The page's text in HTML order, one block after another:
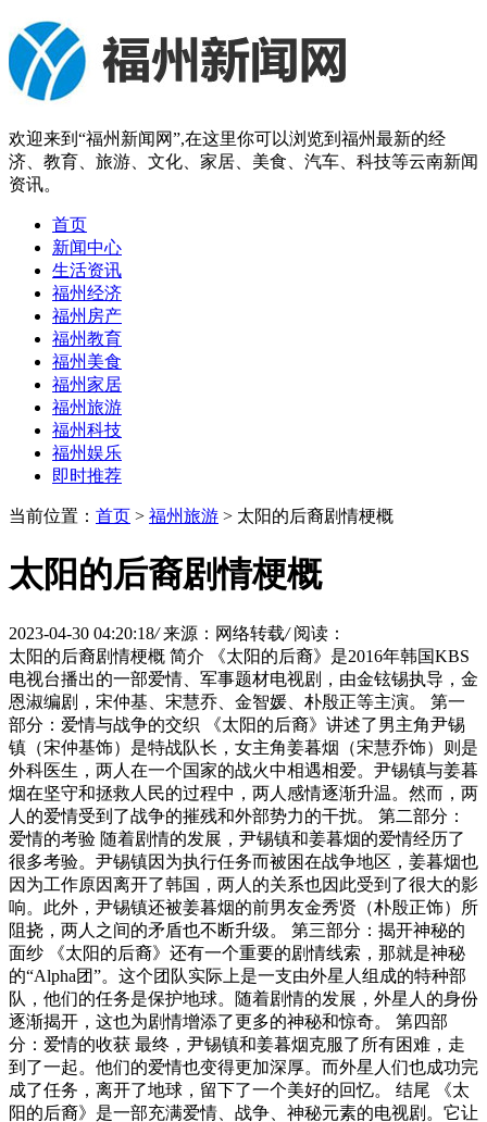
欢迎来到“福州新闻网”,在这里你可以浏览到福州最新的经
济、教育、旅游、文化、家居、美食、汽车、科技等云南新闻
资讯。
首页
新闻中心
生活资讯
福州经济
福州房产
福州教育
福州美食
福州家居
福州旅游
福州科技
福州娱乐
即时推荐
当前位置： 首页 > 福州旅游 > 太阳的后裔剧情梗概
太阳的后裔剧情梗概
2023-04-30 04:20:18/ 来源：网络转载/ 阅读：
太阳的后裔剧情梗概 简介 《太阳的后裔》是2016年韩国KBS
电视台播出的一部爱情、军事题材电视剧，由金铉锡执导，金
恩淑编剧，宋仲基、宋慧乔、金智媛、朴殷正等主演。 第一
部分：爱情与战争的交织 《太阳的后裔》讲述了男主角尹锡
镇（宋仲基饰）是特战队长，女主角姜暮烟（宋慧乔饰）则是
外科医生，两人在一个国家的战火中相遇相爱。尹锡镇与姜暮
烟在坚守和拯救人民的过程中，两人感情逐渐升温。然而，两
人的爱情受到了战争的摧残和外部势力的干扰。 第二部分：
爱情的考验 随着剧情的发展，尹锡镇和姜暮烟的爱情经历了
很多考验。尹锡镇因为执行任务而被困在战争地区，姜暮烟也
因为工作原因离开了韩国，两人的关系也因此受到了很大的影
响。此外，尹锡镇还被姜暮烟的前男友金秀贤（朴殷正饰）所
阻挠，两人之间的矛盾也不断升级。 第三部分：揭开神秘的
面纱 《太阳的后裔》还有一个重要的剧情线索，那就是神秘
的“Alpha团”。这个团队实际上是一支由外星人组成的特种部
队，他们的任务是保护地球。随着剧情的发展，外星人的身份
逐渐揭开，这也为剧情增添了更多的神秘和惊奇。 第四部
分：爱情的收获 最终，尹锡镇和姜暮烟克服了所有困难，走
到了一起。他们的爱情也变得更加深厚。而外星人们也成功完
成了任务，离开了地球，留下了一个美好的回忆。 结尾 《太
阳的后裔》是一部充满爱情、战争、神秘元素的电视剧。它让